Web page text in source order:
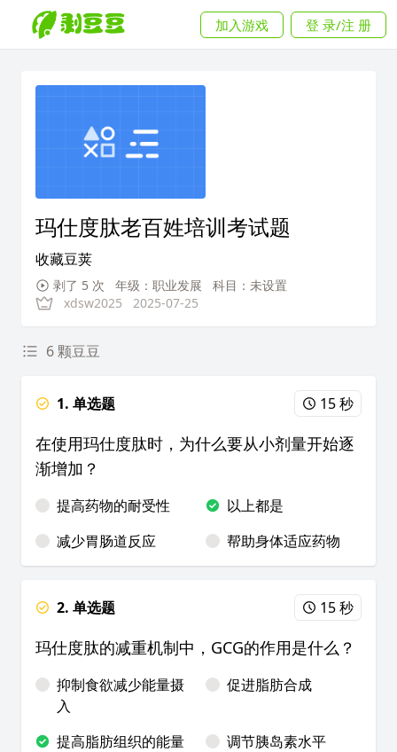
加入游戏 登 录/注 册
玛仕度肽老百姓培训考试题
收藏豆荚
剥了 5 次 年级：职业发展
科目：未设置
xdsw2025
2025-07-25
6 颗豆豆
1. 单选题 15 秒
在使用玛仕度肽时，为什么要从小剂量开始逐
渐增加？
提高药物的耐受性
以上都是
减少胃肠道反应
帮助身体适应药物
2. 单选题 15 秒
玛仕度肽的减重机制中，GCG的作用是什么？
抑制食欲减少能量摄
入
促进脂肪合成
提高脂肪组织的能量
调节胰岛素水平